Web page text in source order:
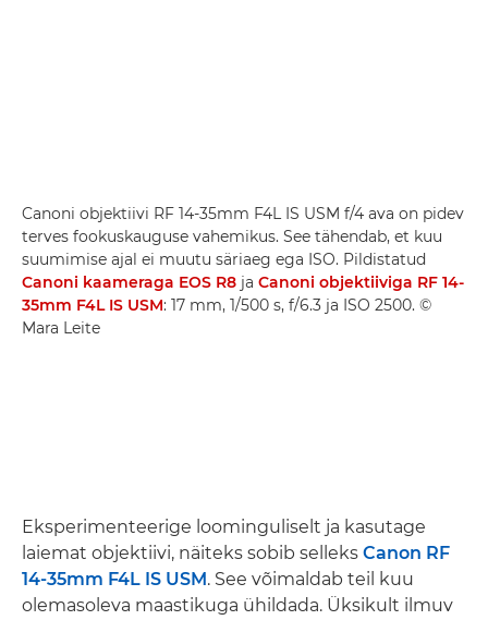
Canoni objektiivi RF 14-35mm F4L IS USM f/4 ava on pidev
terves fookuskauguse vahemikus. See tähendab, et kuu
suumimise ajal ei muutu säriaeg ega ISO. Pildistatud
Canoni kaameraga EOS R8 ja Canoni objektiiviga RF 14-
35mm F4L IS USM: 17 mm, 1/500 s, f/6.3 ja ISO 2500. ©
Mara Leite
Eksperimenteerige loominguliselt ja kasutage
laiemat objektiivi, näiteks sobib selleks Canon RF
14-35mm F4L IS USM. See võimaldab teil kuu
olemasoleva maastikuga ühildada. Üksikult ilmuv